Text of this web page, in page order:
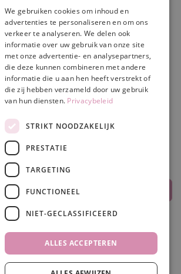
policy
promotie of korting
We gebruiken cookies om inhoud en
advertenties te personaliseren en om ons
verkeer te analyseren. We delen ook
informatie over uw gebruik van onze site
met onze advertentie- en analysepartners,
die deze kunnen combineren met andere
informatie die u aan hen heeft verstrekt of
die zij hebben verzameld door uw gebruik
van hun diensten. Privacybeleid
STRIKT NOODZAKELIJK
PRESTATIE
TARGETING
FUNCTIONEEL
NIET-GECLASSIFICEERD
ALLES ACCEPTEREN